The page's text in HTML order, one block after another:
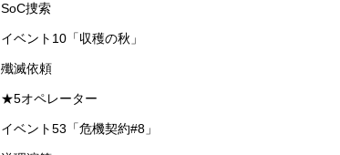
SoC捜索
イベント10「収穫の秋」
殲滅依頼
★5オペレーター
イベント53「危機契約#8」